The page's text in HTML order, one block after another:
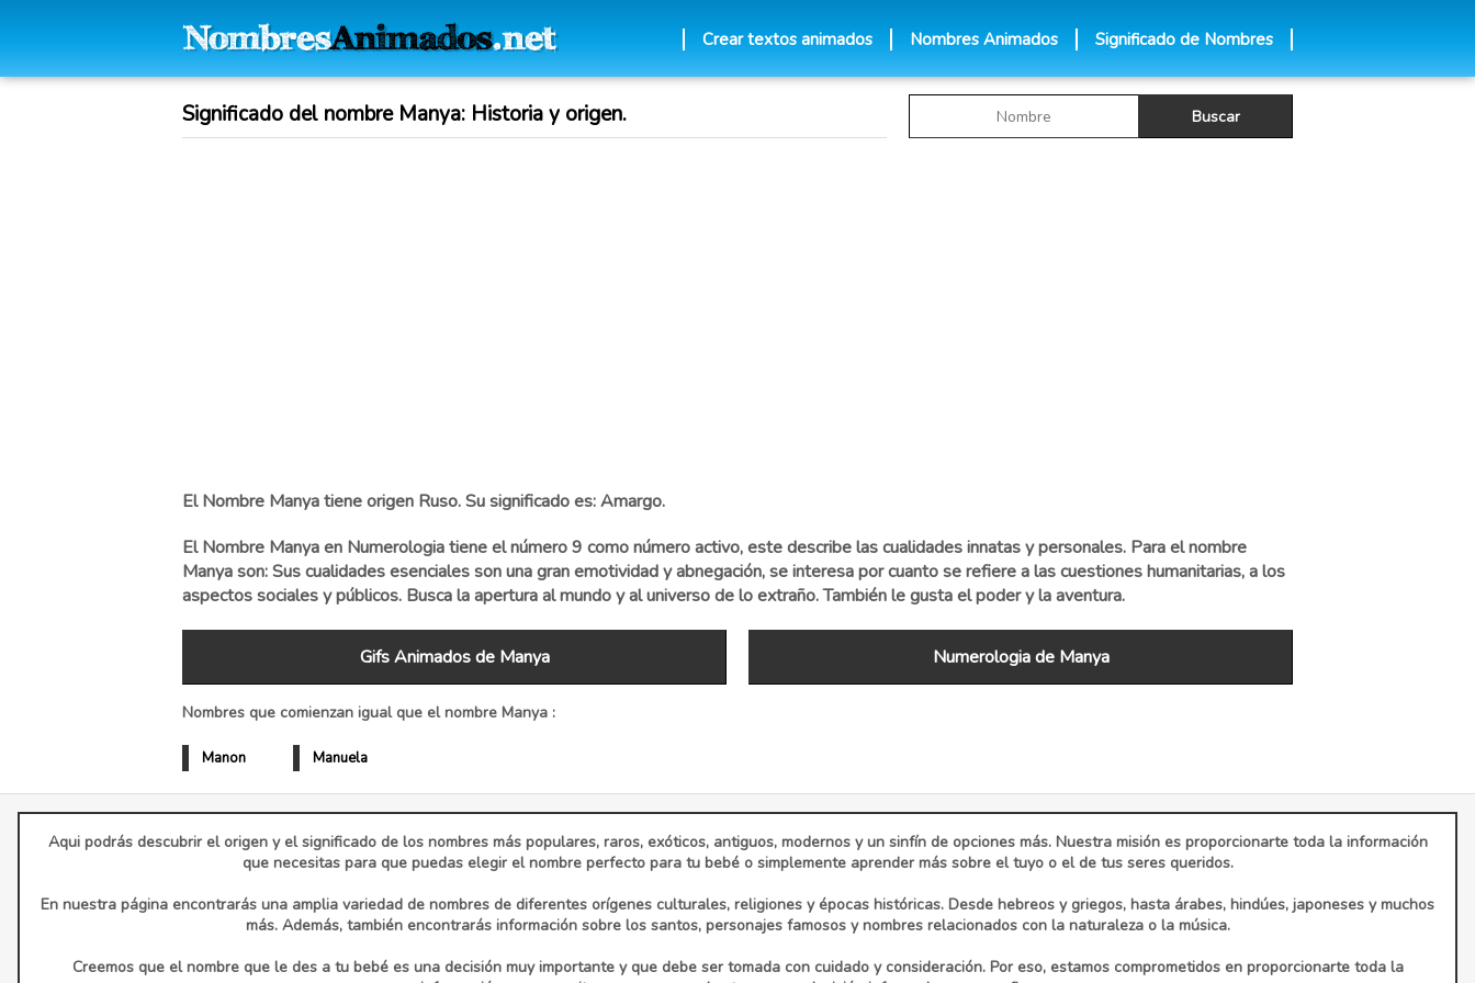
Crear textos animados Nombres Animados Significado de Nombres
Significado del nombre Manya: Historia y origen.
El Nombre Manya tiene origen Ruso. Su significado es: Amargo.
El Nombre Manya en Numerologia tiene el número 9 como número activo, este describe las cualidades innatas y personales. Para el nombre
Manya son: Sus cualidades esenciales son una gran emotividad y abnegación, se interesa por cuanto se refiere a las cuestiones humanitarias, a los
aspectos sociales y públicos. Busca la apertura al mundo y al universo de lo extraño. También le gusta el poder y la aventura.
Gifs Animados de Manya Numerologia de Manya
Nombres que comienzan igual que el nombre Manya :
Manon Manuela
Aqui podrás descubrir el origen y el significado de los nombres más populares, raros, exóticos, antiguos, modernos y un sinfín de opciones más. Nuestra misión es proporcionarte toda la información
que necesitas para que puedas elegir el nombre perfecto para tu bebé o simplemente aprender más sobre el tuyo o el de tus seres queridos.
En nuestra página encontrarás una amplia variedad de nombres de diferentes orígenes culturales, religiones y épocas históricas. Desde hebreos y griegos, hasta árabes, hindúes, japoneses y muchos
más. Además, también encontrarás información sobre los santos, personajes famosos y nombres relacionados con la naturaleza o la música.
Creemos que el nombre que le des a tu bebé es una decisión muy importante y que debe ser tomada con cuidado y consideración. Por eso, estamos comprometidos en proporcionarte toda la